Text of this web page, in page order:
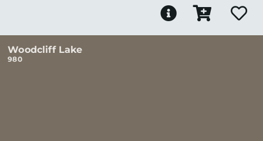
Woodcliff Lake
980